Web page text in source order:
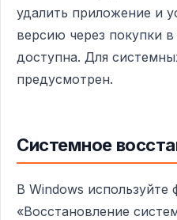
удалить приложение и
версию через покупки
доступна. Для
предусмотрен.
Системное
В Windows используйте
«Восстановление